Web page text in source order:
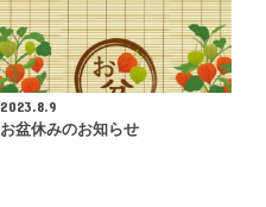
2023.8.9
お盆休みのお知らせ